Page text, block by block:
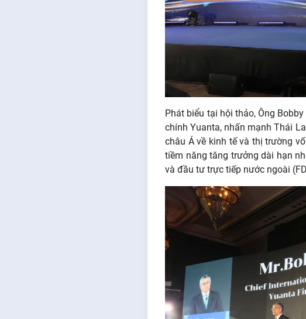
Phát biểu tại hội thảo, Ông
chính Yuanta, nhấn mạnh Thái
châu Á về kinh tế và thị trường
tiềm năng tăng trưởng dài hạn
và đầu tư trực tiếp nước ngoài